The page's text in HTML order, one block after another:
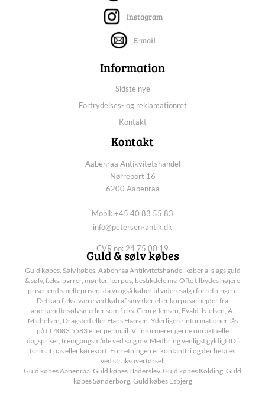
Instagram
E-mail
Information
Sidste nye
Fortrydelses- og reklamationret
Kontakt
Kontakt
Aabenraa Antikvitetshandel
Nørreport 16
6200 Aabenraa
Mobil: +45 40 83 55 83
info@petersen-antik.dk
CVR no: 24 75 00 19
Guld & sølv købes
Guld købes. Sølv købes. Aabenraa Antikvitetshandel køber al slags guld
& sølv, f.eks. barrer, mønter, korpus, bestikdele mv. Ofte tilbydes højere
priser end smelteprisen, da vi også køber til videresalg i forretningen.
Det kan f.eks. være ved køb af smykker eller korpusarbejder fra
anerkendte sølvsmedier som f.eks. Georg Jensen, Evald. Nielsen, A.
Michelsen, Dragsted eller Hans Hansen. Yderligere informationer fås
på tlf 4083 5583 eller per mail. Vi informerer gerne om aktuelle
dagspriser, fremgangsmåde ved salg mv. Medbring venligst gyldigt ID i
form af pas eller kørekort. Forretningen er kontantfri og der betales
ved straksoverførsel.
Guld købes Aabenraa. Guld købes Haderslev. Guld købes Kolding. Guld
købes Sønderborg. Guld købes Esbjerg